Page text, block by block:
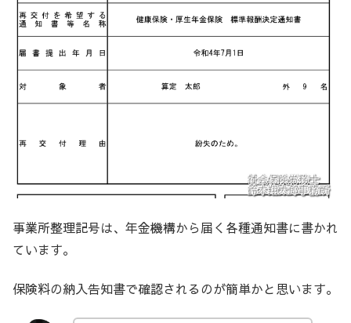
事業所整理記号は、年金機構から届く各種通知書に書かれ
ています。
保険料の納入告知書で確認されるのが簡単かと思います。